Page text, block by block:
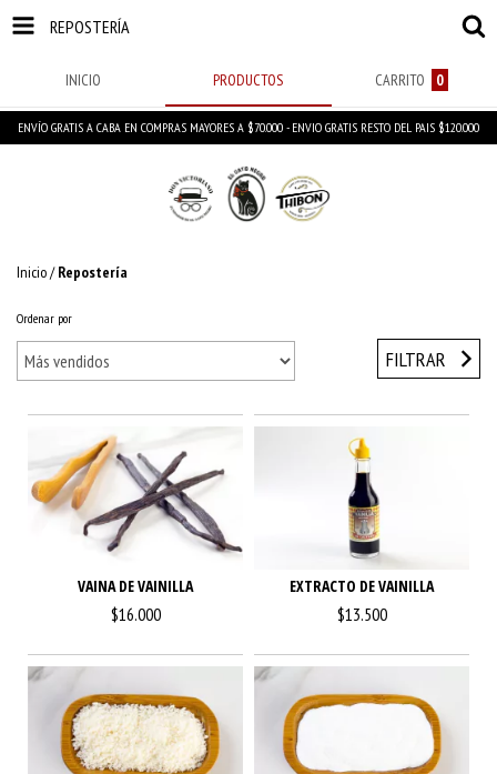
REPOSTERÍA
INICIO PRODUCTOS CARRITO 0
ENVÍO GRATIS A CABA EN COMPRAS MAYORES A $70.000 - ENVIO GRATIS RESTO DEL PAIS $120.000
Inicio/ Repostería
Ordenar por
FILTRAR
VAINA DE VAINILLA
$16.000
EXTRACTO DE VAINILLA
$13.500